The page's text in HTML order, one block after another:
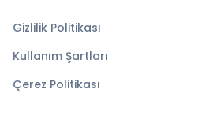
Gizlilik Politikası
Kullanım Şartları
Çerez Politikası